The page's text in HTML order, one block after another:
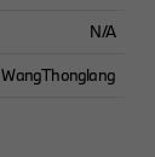
N/A
WangThonglang